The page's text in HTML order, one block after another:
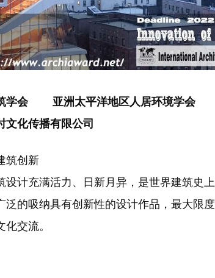
学会 亚洲太平洋地区人居环境学会
文化传播有限公司
筑创新
设计充满活力、日新月异，是世界建筑史
泛的吸纳具有创新性的设计作品，最大限
交流。